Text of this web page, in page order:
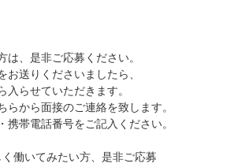
、是非ご応募ください。
お送りくださいましたら、
らせていただきます。
から面接のご連絡を致します。
携帯電話番号をご記入ください。
働いてみたい方、是非ご応募